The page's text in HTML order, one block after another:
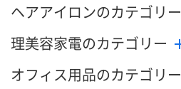
ヘアアイロンのカテゴリー
理美容家電のカテゴリー
オフィス用品のカテゴリー